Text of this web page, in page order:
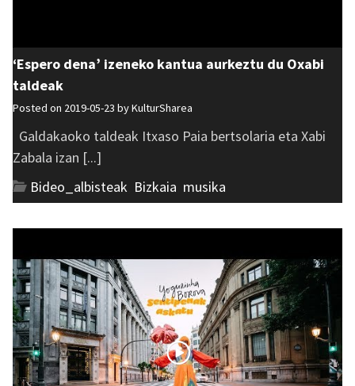
‘Espero dena’ izeneko kantua aurkeztu du Oxabi
taldeak
Posted on 2019-05-23 byKulturSharea
Galdakaoko taldeak Itxaso Paia bertsolaria eta Xabi
Zabala izan [...]
Bideo_albisteak Bizkaia musika